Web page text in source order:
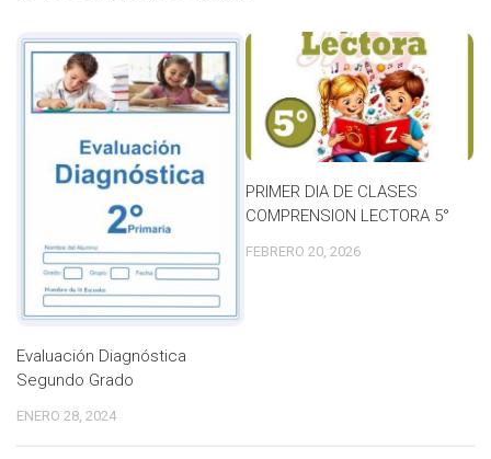
Evaluación Diagnóstica
Segundo Grado
ENERO 28, 2024
PRIMER DIA DE CLASES
COMPRENSION LECTORA 5°
FEBRERO 20, 2026